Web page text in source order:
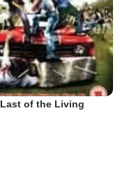
Last of the Living